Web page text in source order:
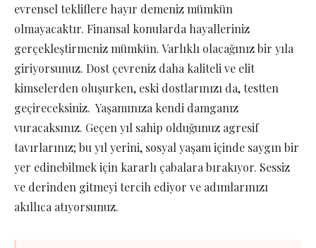
evrensel tekliflere hayır demeniz mümkün
olmayacaktır. Finansal konularda hayalleriniz
gerçekleştirmeniz mümkün. Varlıklı olacağınız bir yıla
giriyorsunuz. Dost çevreniz daha kaliteli ve elit
kimselerden oluşurken, eski dostlarınızı da, testten
geçireceksiniz. Yaşamınıza kendi damganız
vuracaksınız. Geçen yıl sahip olduğunuz agresif
tavırlarınız; bu yıl yerini, sosyal yaşam içinde saygın bir
yer edinebilmek için kararlı çabalara bırakıyor. Sessiz
ve derinden gitmeyi tercih ediyor ve adımlarınızı
akıllıca atıyorsunuz.